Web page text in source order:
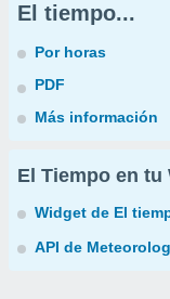
El tiempo...
Por horas
PDF
Más información
El Tiempo en tu
Widget de El
API de